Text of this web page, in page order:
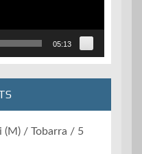
05:13
(M) / Tobarra / 5